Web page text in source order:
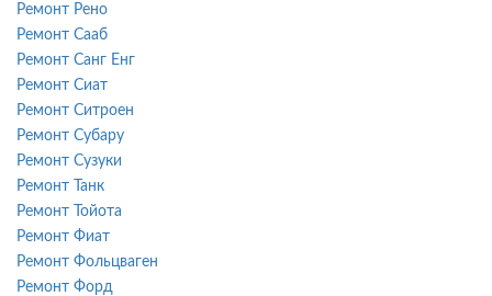
Ремонт Рено
Ремонт Сааб
Ремонт Санг Енг
Ремонт Сиат
Ремонт Ситроен
Ремонт Субару
Ремонт Сузуки
Ремонт Танк
Ремонт Тойота
Ремонт Фиат
Ремонт Фольцваген
Ремонт Форд